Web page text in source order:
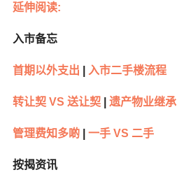
延伸阅读:
入市备忘
首期以外支出 入市二手楼流程
转让契 VS 送让契| 遗产物业继承
管理费知多啲| 一手 VS 二手
按揭资讯